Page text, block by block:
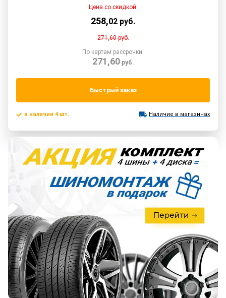
Цена со скидкой:
258,02 руб.
271,60руб.
По картам рассрочки:
271,60руб.
Быстрый заказ
в наличии 4 шт. Наличие в магазинах